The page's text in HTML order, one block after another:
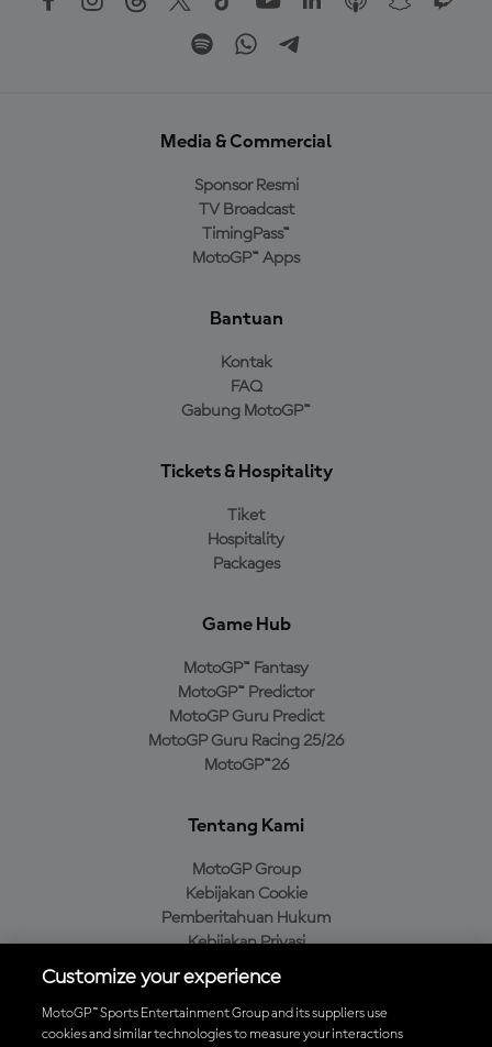
Media & Commercial
Sponsor Resmi
TV Broadcast
TimingPass™
MotoGP™ Apps
Bantuan
Kontak
FAQ
Gabung MotoGP™
Tickets & Hospitality
Tiket
Hospitality
Packages
Game Hub
MotoGP™ Fantasy
MotoGP™ Predictor
MotoGP Guru Predict
MotoGP Guru Racing 25/26
MotoGP™26
Tentang Kami
MotoGP Group
Kebijakan Cookie
Pemberitahuan Hukum
Kebijakan Privasi
Kebijakan Pembelian
Customize your experience
MotoGP™ Sports Entertainment Group and its suppliers use
cookies and similar technologies to measure your interactions